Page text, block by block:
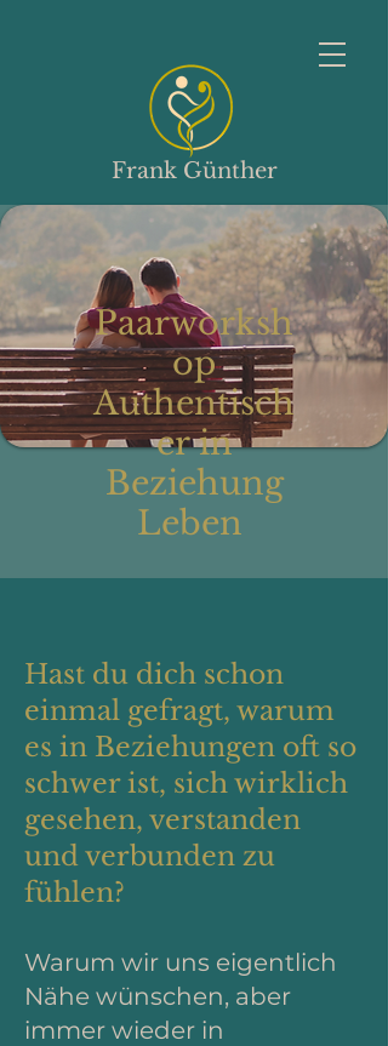
Frank Günther
Paarworksh
op
Authentisch
er in
Beziehung
Leben
Hast du dich schon
einmal gefragt, warum
es in Beziehungen oft so
schwer ist, sich wirklich
gesehen, verstanden
und verbunden zu
fühlen?
Warum wir uns eigentlich
Nähe wünschen, aber
immer wieder in